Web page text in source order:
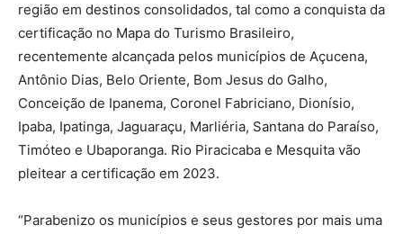
região em destinos consolidados, tal como a conquista da
certificação no Mapa do Turismo Brasileiro,
recentemente alcançada pelos municípios de Açucena,
Antônio Dias, Belo Oriente, Bom Jesus do Galho,
Conceição de Ipanema, Coronel Fabriciano, Dionísio,
Ipaba, Ipatinga, Jaguaraçu, Marliéria, Santana do Paraíso,
Timóteo e Ubaporanga. Rio Piracicaba e Mesquita vão
pleitear a certificação em 2023.
“Parabenizo os municípios e seus gestores por mais uma